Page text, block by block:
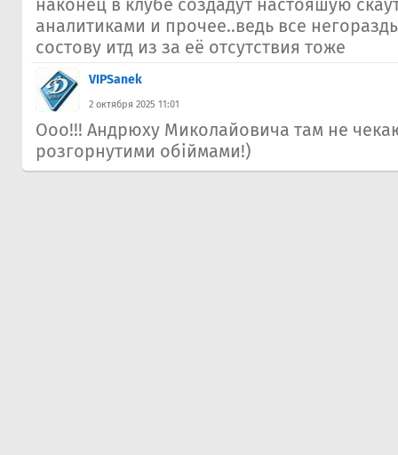
аналитиками и прочее..ведь все
состову итд из за её отсутствия тоже
VIPSanek
2 октября 2025 11:01
Ооо!!! Андрюху Миколайовича там не
розгорнутими обіймами!)